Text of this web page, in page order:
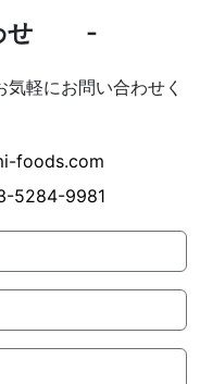
せ
軽にお問い合わせく
foods.com
5284-9981